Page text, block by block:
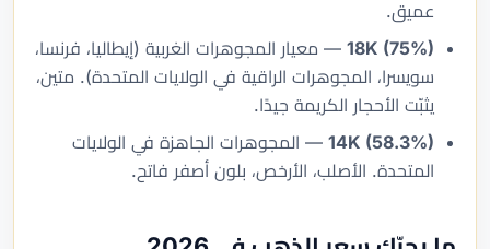
عميق.
18K (75%) — معيار المجوهرات الغربية (إيطاليا، فرنسا،
سويسرا، المجوهرات الراقية في الولايات المتحدة). متين،
يثبّت الأحجار الكريمة جيدًا.
14K (58.3%) — المجوهرات الجاهزة في الولايات
المتحدة. الأصلب، الأرخص، بلون أصفر فاتح.